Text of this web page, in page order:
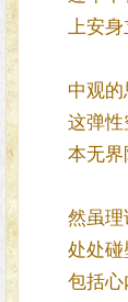
上安
中观的
这弹
本无
然虽
处处
包括